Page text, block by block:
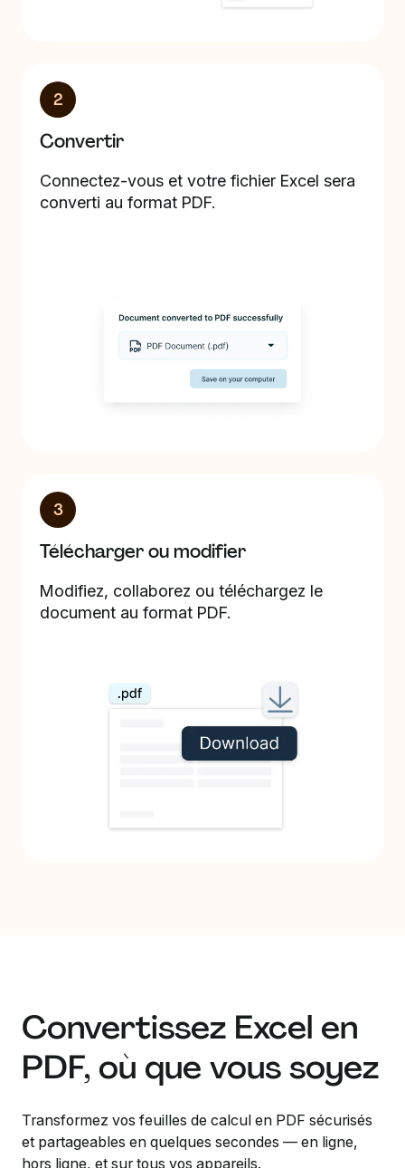
2
Convertir
Connectez-vous et votre fichier Excel sera
converti au format PDF.
3
Télécharger ou modifier
Modifiez, collaborez ou téléchargez le
document au format PDF.
Convertissez Excel en
PDF, où que vous soyez
Transformez vos feuilles de calcul en PDF sécurisés
et partageables en quelques secondes — en ligne,
hors ligne, et sur tous vos appareils.